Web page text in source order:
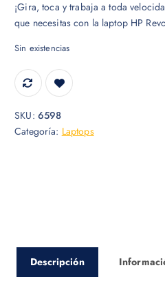
¡Gira, toca y trabaja a toda
que necesitas con la laptop HP
Sin existencias
SKU: 6598
Categoría: Laptops
Descripción